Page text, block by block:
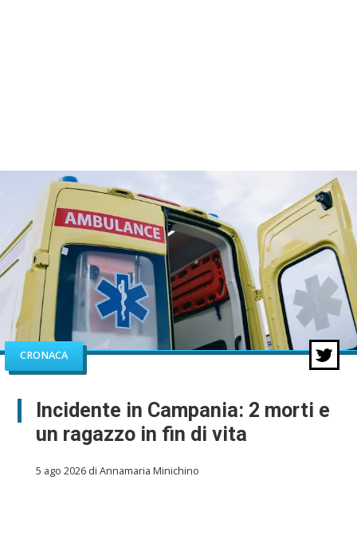
CRONACA
Incidente in Campania: 2 morti e
un ragazzo in fin di vita
5 ago 2026 di Annamaria Minichino